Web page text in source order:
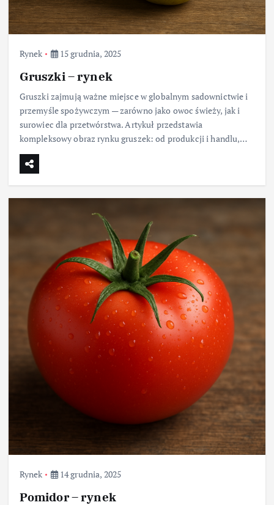
Rynek 15 grudnia, 2025
Gruszki – rynek
Gruszki zajmują ważne miejsce w globalnym sadownictwie i
przemyśle spożywczym — zarówno jako owoc świeży, jak i
surowiec dla przetwórstwa. Artykuł przedstawia
kompleksowy obraz rynku gruszek: od produkcji i handlu,…
Rynek 14 grudnia, 2025
Pomidor – rynek